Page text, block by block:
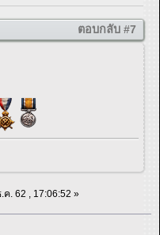
ตอบกลับ #7
.ค. 62 , 17:06:52 »